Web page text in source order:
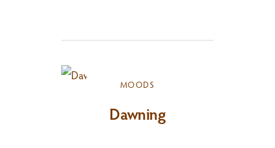
MOODS
Dawning